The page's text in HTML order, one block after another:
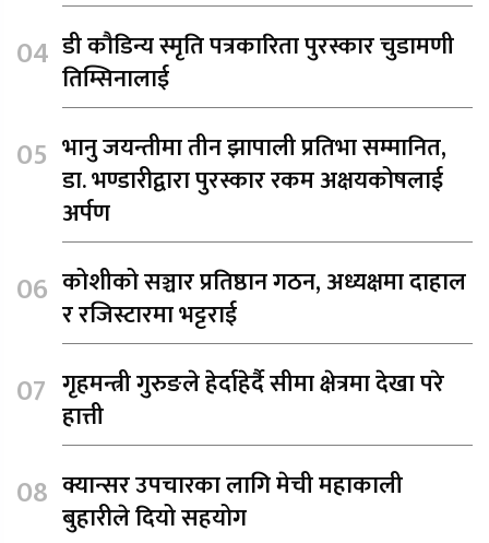
डी कौडिन्य स्मृति पत्रकारिता पुरस्कार चुडामणी
तिम्सिनालाई
भानु जयन्तीमा तीन झापाली प्रतिभा सम्मानित,
डा. भण्डारीद्वारा पुरस्कार रकम अक्षयकोषलाई
अर्पण
कोशीको सञ्चार प्रतिष्ठान गठन, अध्यक्षमा दाहाल
र रजिस्टारमा भट्टराई
गृहमन्त्री गुरुङले हेर्दाहेर्दै सीमा क्षेत्रमा देखा परे
हात्ती
क्यान्सर उपचारका लागि मेची महाकाली
बुहारीले दियो सहयोग